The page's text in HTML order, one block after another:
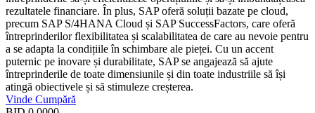
rezultatele financiare. În plus, SAP oferă soluții bazate pe cloud,
precum SAP S/4HANA Cloud și SAP SuccessFactors, care oferă
întreprinderilor flexibilitatea și scalabilitatea de care au nevoie pentru
a se adapta la condițiile în schimbare ale pieței. Cu un accent
puternic pe inovare și durabilitate, SAP se angajează să ajute
întreprinderile de toate dimensiunile și din toate industriile să își
atingă obiectivele și să stimuleze creșterea.
Vinde Cumpără